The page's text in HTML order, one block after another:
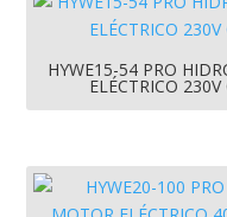
HYWE15-54 PRO
ELÉCTRICO